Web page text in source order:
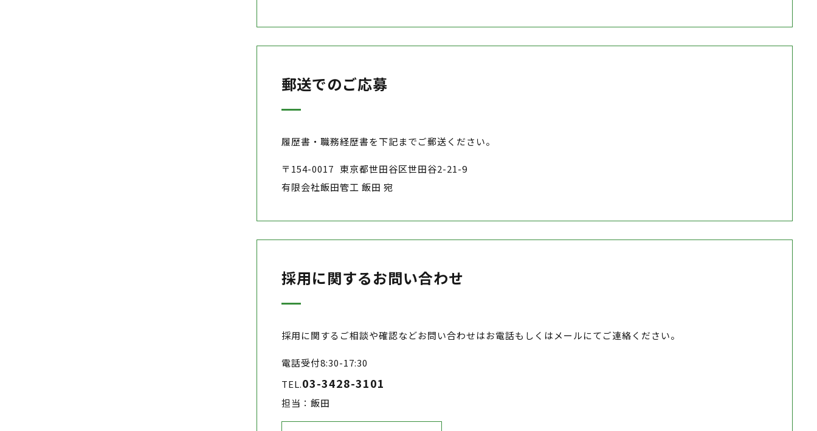
郵送でのご応募
履歴書・職務経歴書を下記までご郵送ください。
〒154-0017 東京都世田谷区世田谷2-21-9
有限会社飯田管工 飯田 宛
採用に関するお問い合わせ
採用に関するご相談や確認などお問い合わせはお電話もしくはメールにてご連絡ください。
電話受付8:30-17:30
TEL.03-3428-3101
担当：飯田